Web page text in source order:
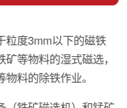
粒度3mm以下的磁铁
等物料的湿式磁选，
料的除铁作业。